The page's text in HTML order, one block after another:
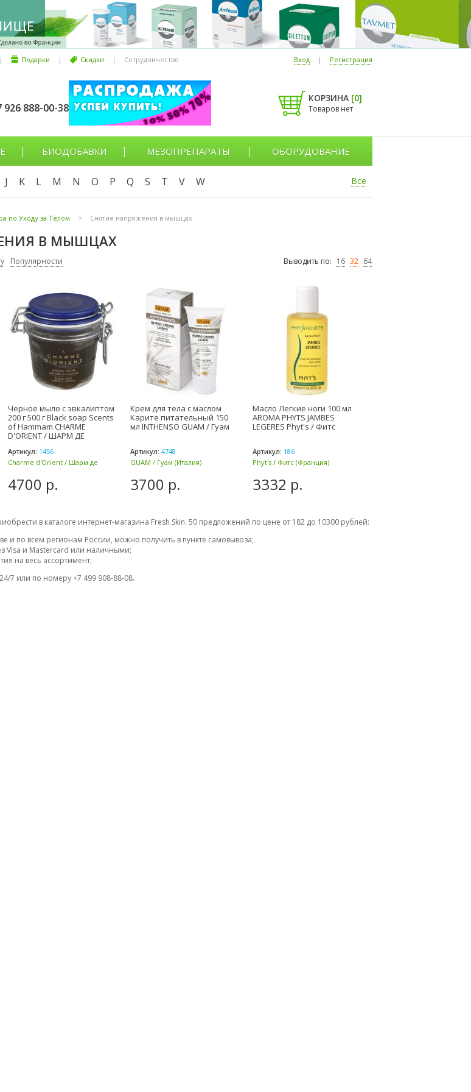
| Подарки | Скидки | Сотрудничество Вход | Регистрация
926 888-00-38
КОРЗИНА [0]
Товаров нет
БИОДОБАВКИ МЕЗОПРЕПАРАТЫ ОБОРУДОВАНИЕ
J K L M N O P Q S T V W Все
по Уходу за Телом > Снятие напряжения в мышцах
В МЫШЦАХ
Популярности Выводить по: 16 32 64
Черное мыло с эвкалиптом
200 г 500 г Black soap Scents
of Hammam CHARME
D'ORIENT / ШАРМ ДЕ
Артикул: 1456
Charme d'Orient / Шарм де
4700 р.
Крем для тела с маслом
Карите питательный 150
мл INTHENSO GUAM / Гуам
Артикул: 4748
GUAM / Гуам (Италия)
3700 р.
Масло Легкие ноги 100 мл
AROMA PHYTS JAMBES
LEGERES Phyt's / Фитс
Артикул: 186
Phyt's / Фитс (Франция)
3332 р.
в каталоге интернет-магазина Fresh Skin. 50 предложений по цене от 182 до 10300 рублей:
и по всем регионам России, можно получить в пункте самовывоза;
Visa и Mastercard или наличными;
на весь ассортимент;
7 или по номеру +7 499 908-88-08.